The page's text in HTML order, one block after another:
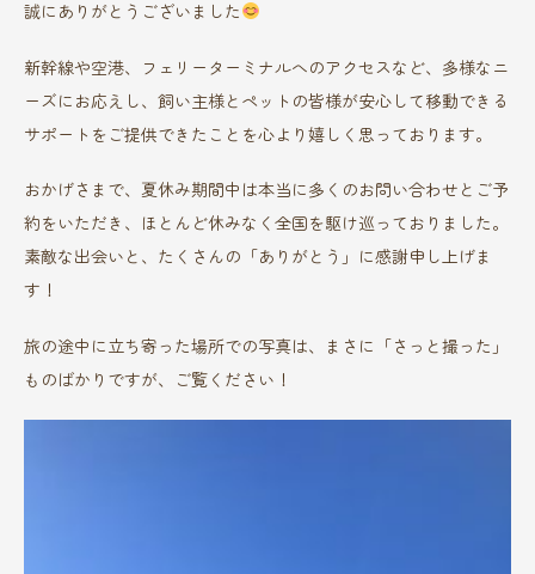
誠にありがとうございました
新幹線や空港、フェリーターミナルへのアクセスなど、多様なニ
ーズにお応えし、飼い主様とペットの皆様が安心して移動できる
サポートをご提供できたことを心より嬉しく思っております。
おかげさまで、夏休み期間中は本当に多くのお問い合わせとご予
約をいただき、ほとんど休みなく全国を駆け巡っておりました。
素敵な出会いと、たくさんの「ありがとう」に感謝申し上げま
す！
旅の途中に立ち寄った場所での写真は、まさに「さっと撮った」
ものばかりですが、ご覧ください！